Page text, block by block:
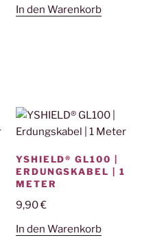
In den Warenkorb
YSHIELD® GL100 |
ERDUNGSKABEL | 1
METER
9,90€
In den Warenkorb